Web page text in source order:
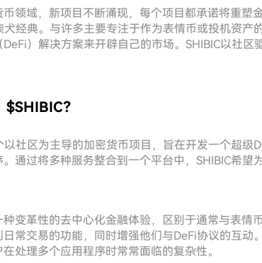
领域，新项目不断涌现，每个项目都承诺将重塑
犬经典。与许多主要专注于作为表情币或投机资产
）解决方案来开辟自己的市场。SHIBIC以社区
？
以社区为主导的加密货币项目，旨在开发一个超
通过将多种服务整合到一个平台中，SHIBIC希望
变革性的去中心化金融体验，区别于通常与表情
常交易的功能，同时增强他们与DeFi协议的互动
处理多个应用程序时常常面临的复杂性。